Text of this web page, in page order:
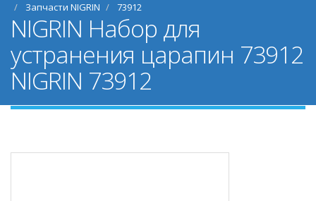
Запчасти NIGRIN
73912
NIGRIN Набор для
устранения царапин 73912
NIGRIN 73912